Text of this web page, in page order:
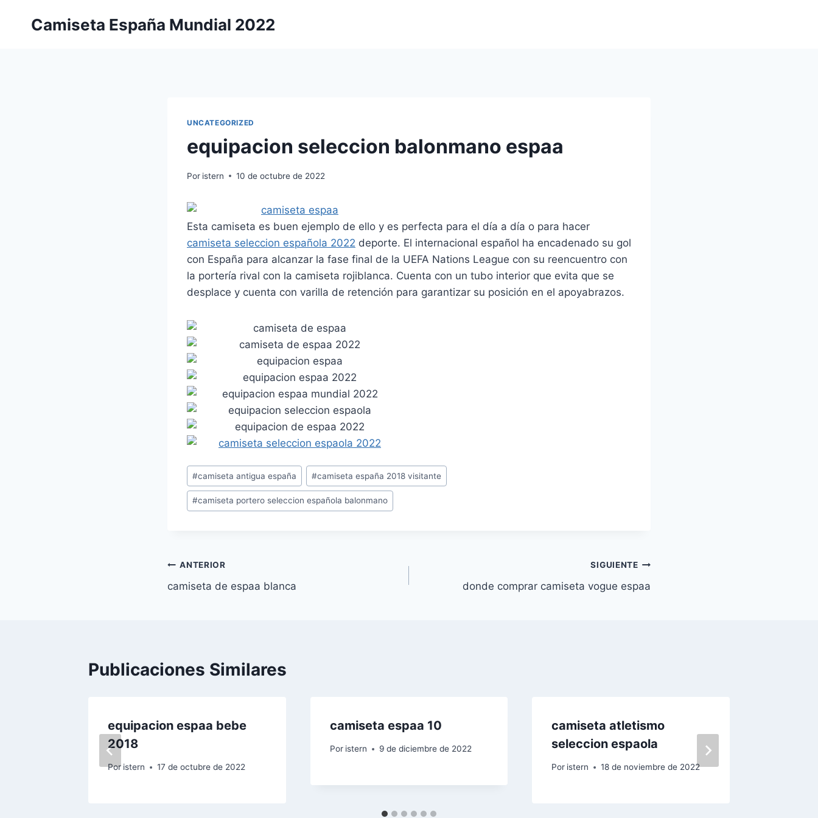
Camiseta España Mundial 2022
UNCATEGORIZED
equipacion seleccion balonmano espaa
Por istern 10 de octubre de 2022
Esta camiseta es buen ejemplo de ello y es perfecta para el día a día o para hacer
camiseta seleccion española 2022 deporte. El internacional español ha encadenado su gol
con España para alcanzar la fase final de la UEFA Nations League con su reencuentro con
la portería rival con la camiseta rojiblanca. Cuenta con un tubo interior que evita que se
desplace y cuenta con varilla de retención para garantizar su posición en el apoyabrazos.
Etiquetas
de
la
#camiseta antigua españa #camiseta españa 2018 visitante
#camiseta portero seleccion española balonmano
Navegación
de
ANTERIOR
camiseta de espaa blanca
SIGUIENTE
donde comprar camiseta vogue espaa
Publicaciones Similares
equipacion espaa bebe
2018
Por istern 17 de octubre de 2022
camiseta espaa 10
Por istern 9 de diciembre de 2022
camiseta atletismo
seleccion espaola
Por istern 18 de noviembre de 2022